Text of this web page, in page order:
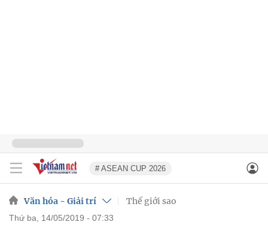
# ASEAN CUP 2026
Văn hóa - Giải trí Thế giới sao
thứ ba, 14/05/2019 - 07:33